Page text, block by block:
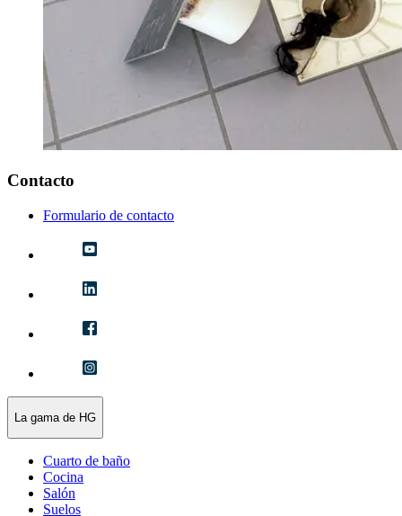
Contacto
Formulario de contacto
La gama de HG
Cuarto de baño
Cocina
Salón
Suelos